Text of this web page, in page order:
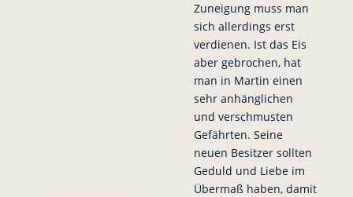
Zuneigung muss man
sich allerdings erst
verdienen. Ist das Eis
aber gebrochen, hat
man in Martin einen
sehr anhänglichen
und verschmusten
Gefährten. Seine
neuen Besitzer sollten
Geduld und Liebe im
Übermaß haben, damit